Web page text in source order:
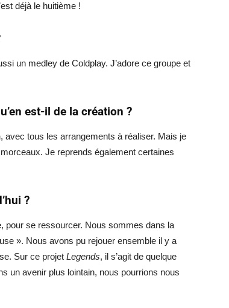
déjà le huitième !
un medley de Coldplay. J’adore ce groupe et
est-il de la création ?
avec tous les arrangements à réaliser. Mais je
Je reprends également certaines
?
pour se ressourcer. Nous sommes dans la
». Nous avons pu rejouer ensemble il y a
Sur ce projet Legends, il s’agit de quelque
un avenir plus lointain, nous pourrions nous